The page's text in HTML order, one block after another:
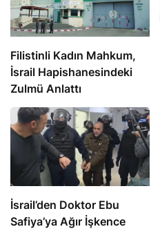
Filistinli Kadın Mahkum,
İsrail Hapishanesindeki
Zulmü Anlattı
İsrail’den Doktor Ebu
Safiya’ya Ağır İşkence